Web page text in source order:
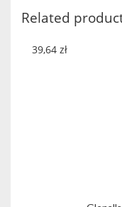
Related
39,64 zł